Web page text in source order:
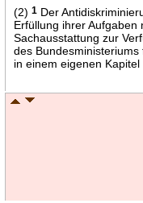
(2)1 Der
Erfüllung ihrer Aufgaben
Sachausstattung zur
des
in einem eigenen Kapitel